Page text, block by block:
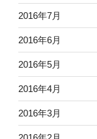
2016年7月
2016年6月
2016年5月
2016年4月
2016年3月